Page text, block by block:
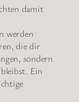
damit
werden
die dir
sondern
Ein